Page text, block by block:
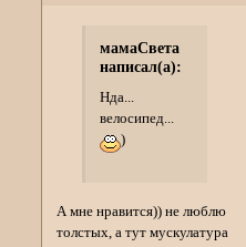
мамаСвета
написал(а):
Нда...
велосипед...
)
А мне нравится)) не люблю
толстых, а тут мускулатура